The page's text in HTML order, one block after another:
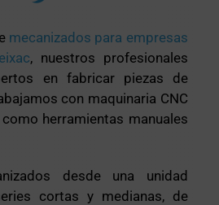
mecanizados para empresas
, nuestros profesionales
en fabricar piezas de
con maquinaria CNC
herramientas manuales
desde una unidad
cortas y medianas, de